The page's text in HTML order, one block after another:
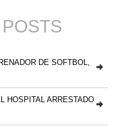
DE SOFTBOL,
HOSPITAL ARRESTADO